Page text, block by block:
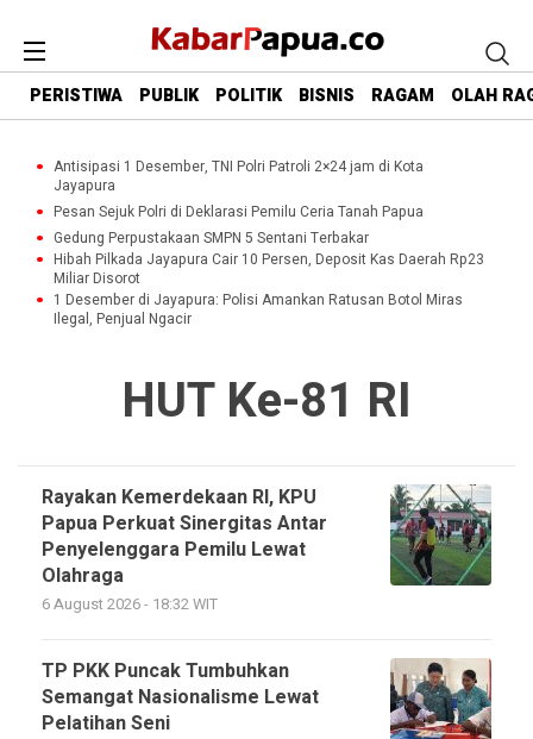
PERISTIWA PUBLIK POLITIK BISNIS RAGAM OLAH
Antisipasi 1 Desember, TNI Polri Patroli 2×24 jam di Kota
Jayapura
Pesan Sejuk Polri di Deklarasi Pemilu Ceria Tanah Papua
Gedung Perpustakaan SMPN 5 Sentani Terbakar
Hibah Pilkada Jayapura Cair 10 Persen, Deposit Kas Daerah Rp23
Miliar Disorot
1 Desember di Jayapura: Polisi Amankan Ratusan Botol Miras
Ilegal, Penjual Ngacir
HUT Ke-81 RI
Rayakan Kemerdekaan RI, KPU
Papua Perkuat Sinergitas Antar
Penyelenggara Pemilu Lewat
Olahraga
6 August 2026 - 18:32 WIT
TP PKK Puncak Tumbuhkan
Semangat Nasionalisme Lewat
Pelatihan Seni